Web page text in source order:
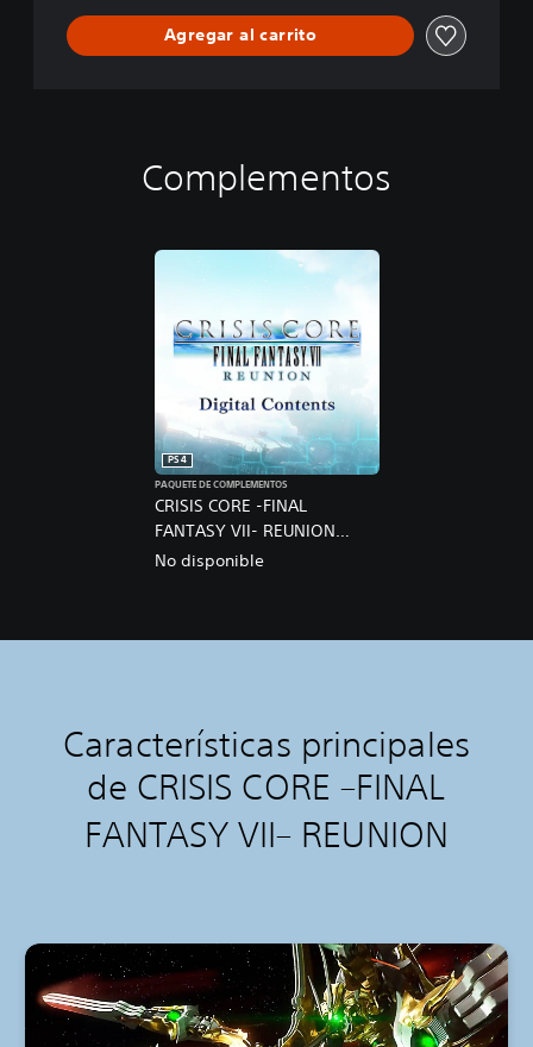
Agregar al carrito
Complementos
CRISIS CORE -FINAL
FANTASY VII- REUNION
DIGITAL DELUXE UPGRADE
PS4
PAQUETE DE COMPLEMENTOS
No disponible
Características principales
de CRISIS CORE –FINAL
FANTASY VII– REUNION